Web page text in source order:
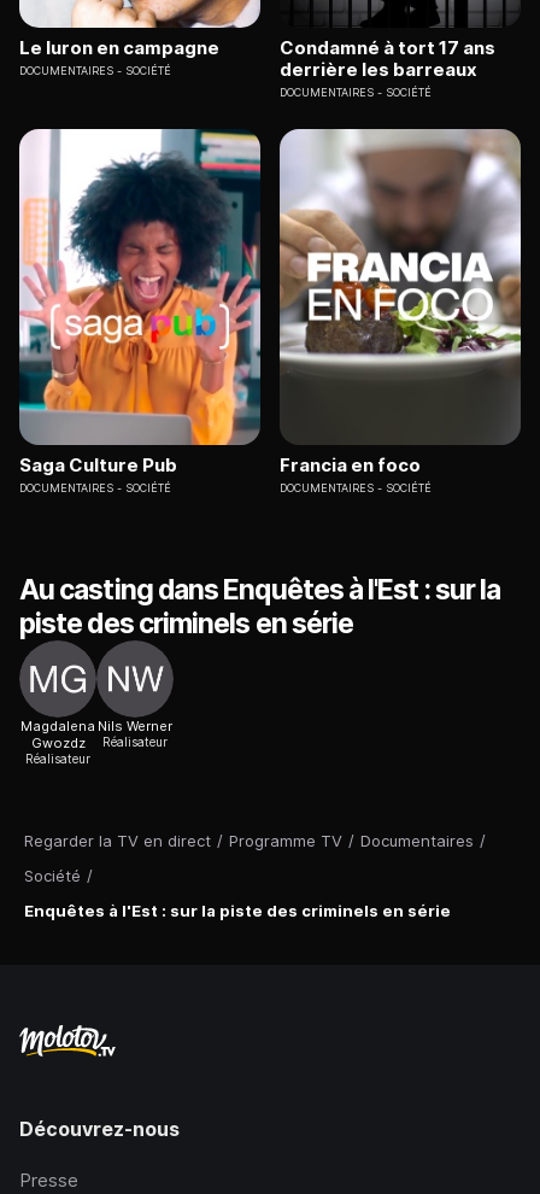
Regarder la TV en direct / Programme TV / Documentaires /
Société /
Enquêtes à l'Est : sur la piste des criminels en série
Le luron en campagne
DOCUMENTAIRES SOCIÉTÉ
Condamné à tort 17 ans
derrière les barreaux
DOCUMENTAIRES SOCIÉTÉ
Saga Culture Pub
DOCUMENTAIRES SOCIÉTÉ
Francia en foco
DOCUMENTAIRES SOCIÉTÉ
Au casting dans Enquêtes à l'Est : sur la
piste des criminels en série
Magdalena
Gwozdz
Réalisateur
Nils Werner
Réalisateur
Découvrez-nous
Presse